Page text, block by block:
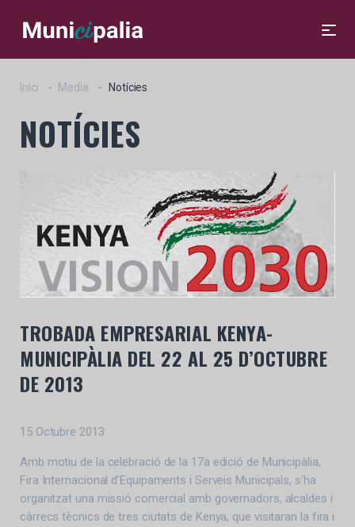
Inici Media Notícies
NOTÍCIES
TROBADA EMPRESARIAL KENYA-
MUNICIPÀLIA DEL 22 AL 25 D’OCTUBRE
DE 2013
15 Octubre 2013
Amb motiu de la celebració de la 17a edició de Municipàlia,
Fira Internacional d’Equipaments i Serveis Municipals, s’ha
organitzat una missió comercial amb governadors, alcaldes i
càrrecs tècnics de tres ciutats de Kenya, que visitaran la fira i